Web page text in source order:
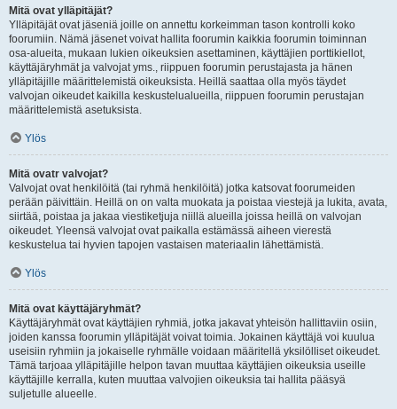
Mitä ovat ylläpitäjät?
Ylläpitäjät ovat jäseniä joille on annettu korkeimman tason kontrolli koko
foorumiin. Nämä jäsenet voivat hallita foorumin kaikkia foorumin toiminnan
osa-alueita, mukaan lukien oikeuksien asettaminen, käyttäjien porttikiellot,
käyttäjäryhmät ja valvojat yms., riippuen foorumin perustajasta ja hänen
ylläpitäjille määrittelemistä oikeuksista. Heillä saattaa olla myös täydet
valvojan oikeudet kaikilla keskustelualueilla, riippuen foorumin perustajan
määrittelemistä asetuksista.
Ylös
Mitä ovatr valvojat?
Valvojat ovat henkilöitä (tai ryhmä henkilöitä) jotka katsovat foorumeiden
perään päivittäin. Heillä on on valta muokata ja poistaa viestejä ja lukita, avata,
siirtää, poistaa ja jakaa viestiketjuja niillä alueilla joissa heillä on valvojan
oikeudet. Yleensä valvojat ovat paikalla estämässä aiheen vierestä
keskustelua tai hyvien tapojen vastaisen materiaalin lähettämistä.
Ylös
Mitä ovat käyttäjäryhmät?
Käyttäjäryhmät ovat käyttäjien ryhmiä, jotka jakavat yhteisön hallittaviin osiin,
joiden kanssa foorumin ylläpitäjät voivat toimia. Jokainen käyttäjä voi kuulua
useisiin ryhmiin ja jokaiselle ryhmälle voidaan määritellä yksilölliset oikeudet.
Tämä tarjoaa ylläpitäjille helpon tavan muuttaa käyttäjien oikeuksia useille
käyttäjille kerralla, kuten muuttaa valvojien oikeuksia tai hallita pääsyä
suljetulle alueelle.